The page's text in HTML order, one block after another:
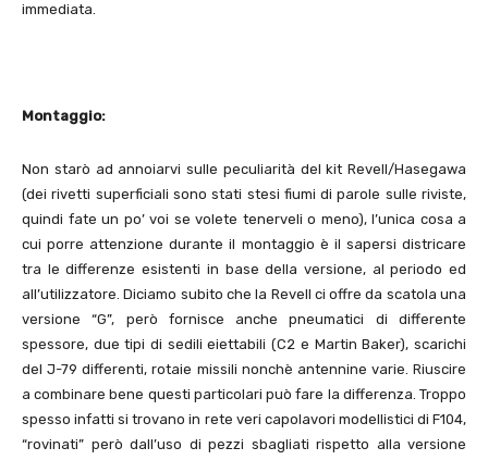
immediata.
Montaggio:
Non starò ad annoiarvi sulle peculiarità del kit Revell/Hasegawa
(dei rivetti superficiali sono stati stesi fiumi di parole sulle riviste,
quindi fate un po’ voi se volete tenerveli o meno), l’unica cosa a
cui porre attenzione durante il montaggio è il sapersi districare
tra le differenze esistenti in base della versione, al periodo ed
all’utilizzatore. Diciamo subito che la Revell ci offre da scatola una
versione “G”, però fornisce anche pneumatici di differente
spessore, due tipi di sedili eiettabili (C2 e Martin Baker), scarichi
del J-79 differenti, rotaie missili nonchè antennine varie. Riuscire
a combinare bene questi particolari può fare la differenza. Troppo
spesso infatti si trovano in rete veri capolavori modellistici di F104,
“rovinati” però dall’uso di pezzi sbagliati rispetto alla versione